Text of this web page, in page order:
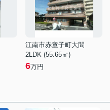
江南市赤童子町大間
2LDK (55.65㎡)
6万円